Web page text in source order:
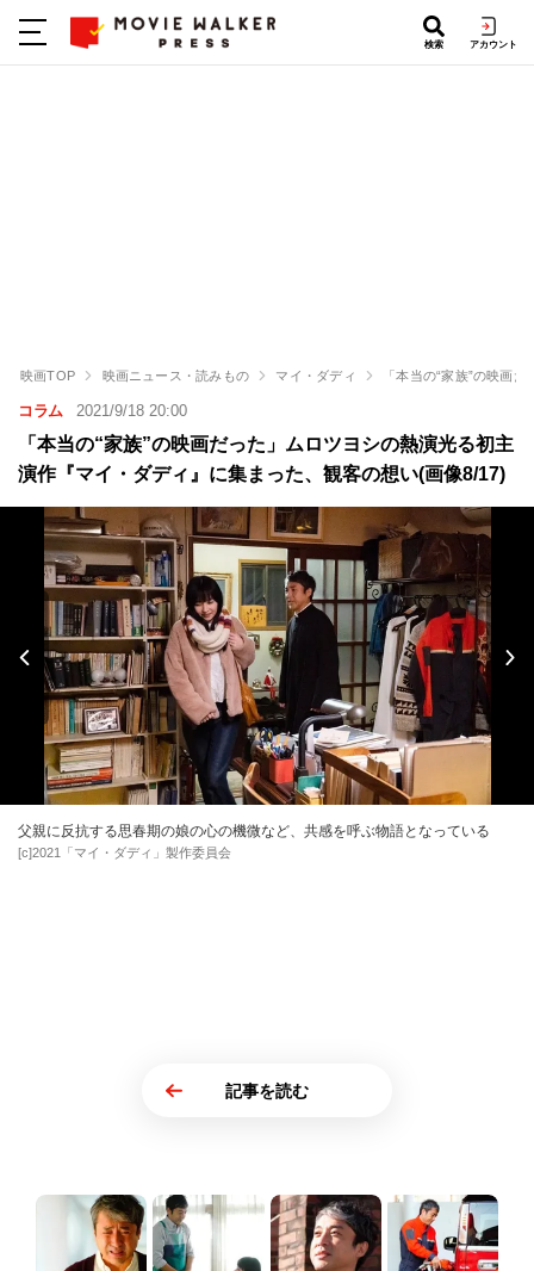
検索 アカウント
映画TOP 映画ニュース・読みもの マイ・ダディ 「本当の“家族”の映画
コラム 2021/9/18 20:00
「本当の“家族”の映画だった」ムロツヨシの熱演光る初主
演作『マイ・ダディ』に集まった、観客の想い(画像8/17)
父親に反抗する思春期の娘の心の機微など、共感を呼ぶ物語となっている
[c]2021「マイ・ダディ」製作委員会
記事を読む